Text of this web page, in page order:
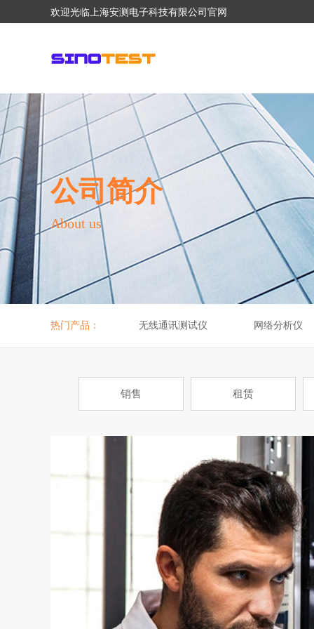
欢迎光临上海安测电子科技有限公司官网
公司简介
About us
热门产品： 无线通讯测试仪 网络分析仪
销售 租赁